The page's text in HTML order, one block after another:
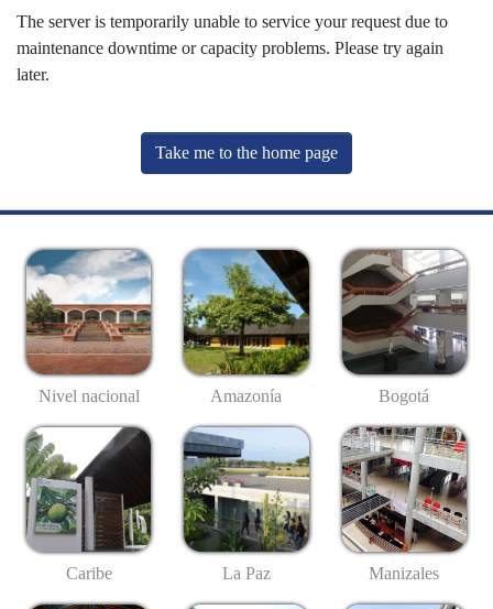
The server is temporarily unable to service your request due to
maintenance downtime or capacity problems. Please try again
later.
Take me to the home page
Nivel nacional Amazonía Bogotá
Caribe La Paz Manizales